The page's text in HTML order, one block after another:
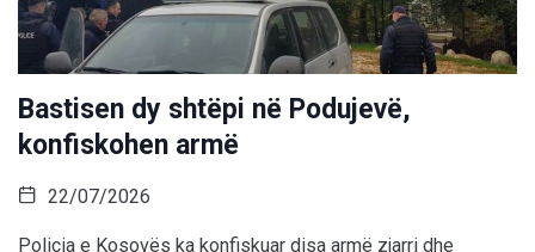
Bastisen dy shtëpi në Podujevë,
konfiskohen armë
22/07/2026
Policia e Kosovës ka konfiskuar disa armë zjarri dhe